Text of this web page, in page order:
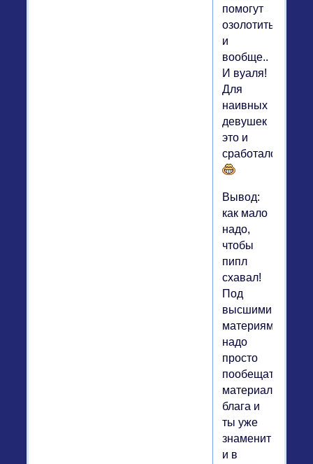
помогут
озолотиться
и
вообще..
И вуаля!
Для
наивных
девушек
это и
сработало!
Вывод:
как мало
надо,
чтобы
пипл
схавал!
Под
высшими
материями
надо
просто
пообещать
материальные
блага и
ты уже
знаменит
и в